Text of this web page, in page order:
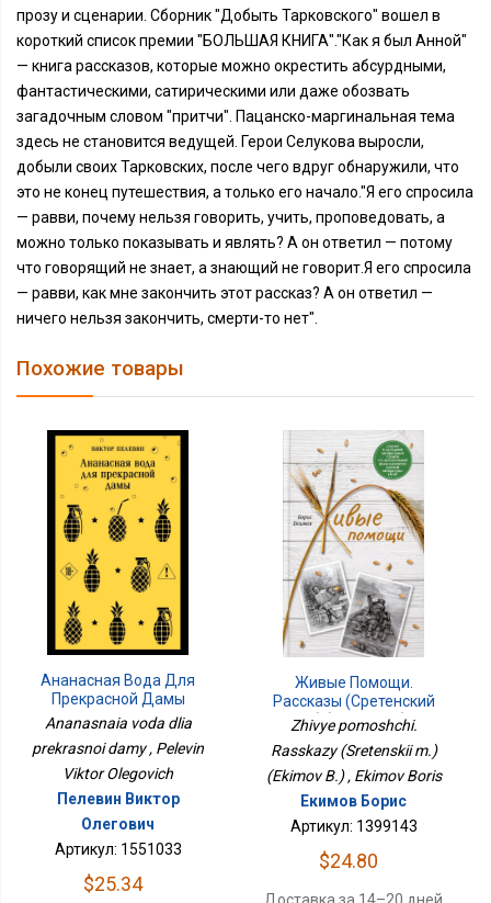
прозу и сценарии. Сборник "Добыть Тарковского" вошел в
короткий список премии "БОЛЬШАЯ КНИГА"."Как я был Анной"
— книга рассказов, которые можно окрестить абсурдными,
фантастическими, сатирическими или даже обозвать
загадочным словом "притчи". Пацанско-маргинальная тема
здесь не становится ведущей. Герои Селукова выросли,
добыли своих Тарковских, после чего вдруг обнаружили, что
это не конец путешествия, а только его начало."Я его спросила
— равви, почему нельзя говорить, учить, проповедовать, а
можно только показывать и являть? А он ответил — потому
что говорящий не знает, а знающий не говорит.Я его спросила
— равви, как мне закончить этот рассказ? А он ответил —
ничего нельзя закончить, смерти-то нет".
Похожие товары
Ананасная Вода Для
Прекрасной Дамы
Ananasnaia voda dlia
prekrasnoi damy , Pelevin
Viktor Olegovich
Пелевин Виктор
Олегович
Артикул: 1551033
$25.34
Живые Помощи.
Рассказы (Сретенский
М.) (Екимов Б.)
Zhivye pomoshchi.
Rasskazy (Sretenskii m.)
(Ekimov B.) , Ekimov Boris
Екимов Борис
Артикул: 1399143
$24.80